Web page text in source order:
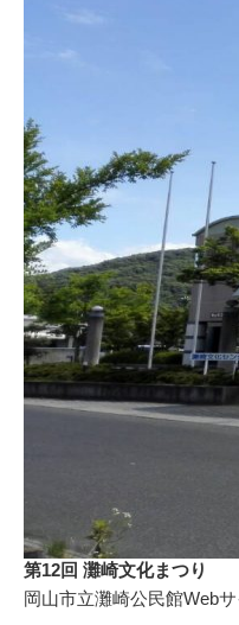
第12回 灘崎文化まつり
岡山市立灘崎公民館Web